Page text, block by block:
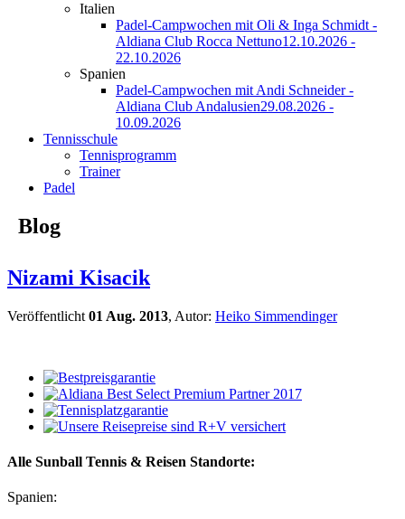
Italien
Padel-Campwochen mit Oli & Inga Schmidt -
Aldiana Club Rocca Nettuno12.10.2026 -
22.10.2026
Spanien
Padel-Campwochen mit Andi Schneider -
Aldiana Club Andalusien29.08.2026 -
10.09.2026
Tennisschule
Tennisprogramm
Trainer
Padel
Blog
Nizami Kisacik
Veröffentlicht 01 Aug. 2013, Autor: Heiko Simmendinger
Alle Sunball Tennis & Reisen Standorte:
Spanien: